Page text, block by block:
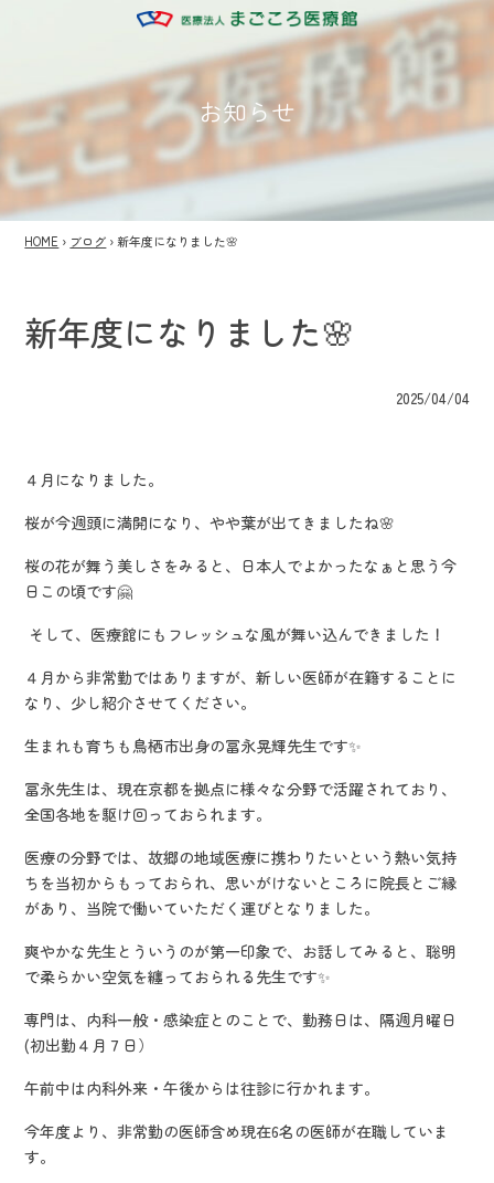
お知らせ
HOME › ブログ › 新年度になりました🌸
新年度になりました🌸
2025/04/04
４月になりました。
桜が今週頭に満開になり、やや葉が出てきましたね🌸
桜の花が舞う美しさをみると、日本人でよかったなぁと思う今
日この頃です🤗
そして、医療館にもフレッシュな風が舞い込んできました！
４月から非常勤ではありますが、新しい医師が在籍することに
なり、少し紹介させてください。
生まれも育ちも鳥栖市出身の冨永晃輝先生です✨
冨永先生は、現在京都を拠点に様々な分野で活躍されており、
全国各地を駆け回っておられます。
医療の分野では、故郷の地域医療に携わりたいという熱い気持
ちを当初からもっておられ、思いがけないところに院長とご縁
があり、当院で働いていただく運びとなりました。
爽やかな先生とういうのが第一印象で、お話してみると、聡明
で柔らかい空気を纏っておられる先生です✨
専門は、内科一般・感染症とのことで、勤務日は、隔週月曜日
(初出勤４月７日）
午前中は内科外来・午後からは往診に行かれます。
今年度より、非常勤の医師含め現在6名の医師が在職していま
す。